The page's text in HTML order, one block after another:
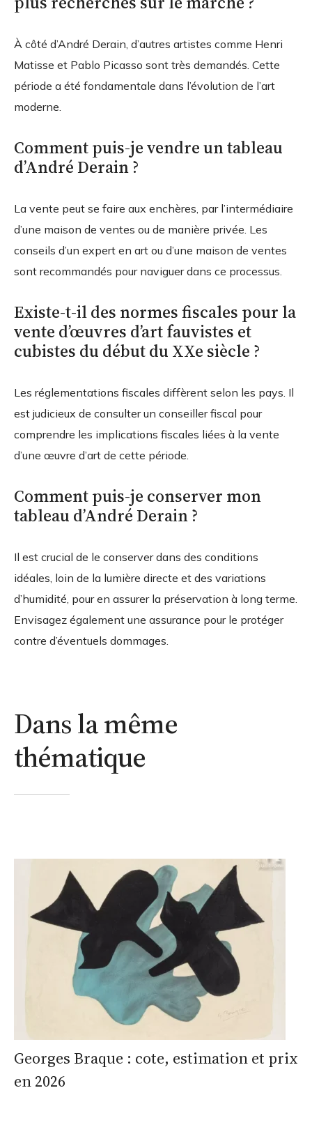
À côté d’André Derain, d’autres artistes comme Henri
Matisse et Pablo Picasso sont très demandés. Cette
période a été fondamentale dans l’évolution de l’art
moderne.
Comment puis-je vendre un tableau
d’André Derain ?
La vente peut se faire aux enchères, par l’intermédiaire
d’une maison de ventes ou de manière privée. Les
conseils d’un expert en art ou d’une maison de ventes
sont recommandés pour naviguer dans ce processus.
Existe-t-il des normes fiscales pour la
vente d’œuvres d’art fauvistes et
cubistes du début du XXe siècle ?
Les réglementations fiscales diffèrent selon les pays. Il
est judicieux de consulter un conseiller fiscal pour
comprendre les implications fiscales liées à la vente
d’une œuvre d’art de cette période.
Comment puis-je conserver mon
tableau d’André Derain ?
Il est crucial de le conserver dans des conditions
idéales, loin de la lumière directe et des variations
d’humidité, pour en assurer la préservation à long terme.
Envisagez également une assurance pour le protéger
contre d’éventuels dommages.
Dans la même
thématique
Georges Braque : cote, estimation et prix
en 2026